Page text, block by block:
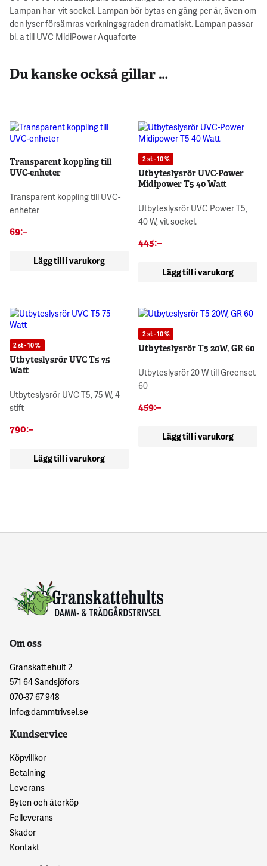
Lampan har vit sockel. Lampan bör bytas en gång per år, även om
den lyser försämras verkningsgraden dramatiskt. Lampan passar
bl. a till UVC MidiPower Aquaforte
Du kanske också gillar …
Transparent koppling till
UVC-enheter
Transparent koppling till UVC-
enheter
69:–
Lägg till i varukorg
2 st - 10 %
Utbyteslysrör UVC-Power
Midipower T5 40 Watt
Utbyteslysrör UVC Power T5,
40 W, vit sockel.
445:–
Lägg till i varukorg
2 st - 10 %
Utbyteslysrör UVC T5 75
Watt
Utbyteslysrör UVC T5, 75 W, 4
stift
790:–
Lägg till i varukorg
2 st - 10 %
Utbyteslysrör T5 20W, GR 60
Utbyteslysrör 20 W till Greenset
60
459:–
Lägg till i varukorg
Om oss
Granskattehult 2
571 64 Sandsjöfors
070-37 67 948
info@dammtrivsel.se
Kundservice
Köpvillkor
Betalning
Leverans
Byten och återköp
Felleverans
Skador
Kontakt